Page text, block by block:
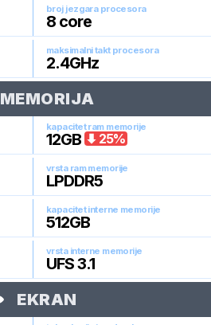
broj jezgara procesora
8 core
maksimalni takt procesora
2.4GHz
MEMORIJA
kapacitet ram memorije
12GB 25%
vrsta ram memorije
LPDDR5
kapacitet interne memorije
512GB
vrsta interne memorije
UFS 3.1
EKRAN